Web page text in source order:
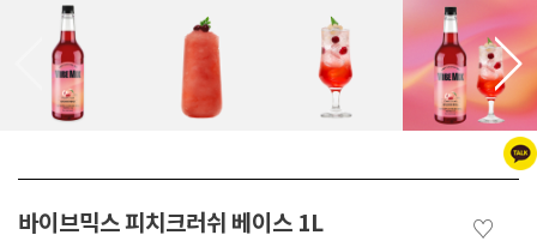
바이브믹스 피치크러쉬 베이스 1L ♡